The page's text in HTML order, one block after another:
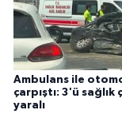
Ambulans ile
çarpıştı: 3'ü sağlık
yaralı